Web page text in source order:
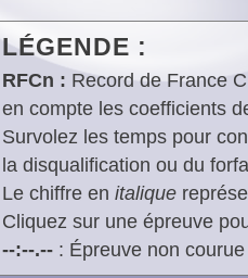
LÉGENDE :
RFCn : Record de France
en compte les coefficients
Survolez les temps pour
la disqualification ou du
Le chiffre en italique
Cliquez sur une épreuve
--:--.--: Épreuve non